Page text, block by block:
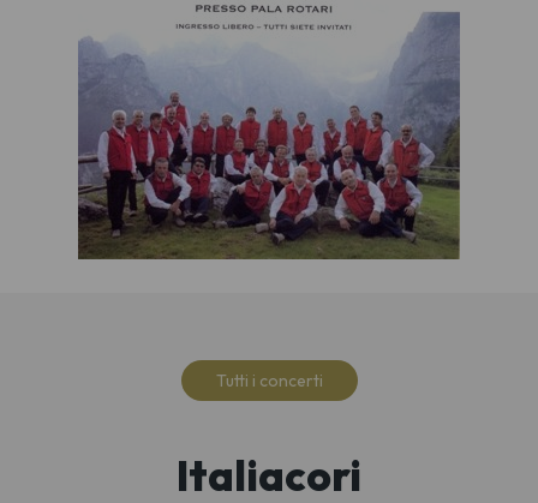
Tutti i concerti
Italiacori